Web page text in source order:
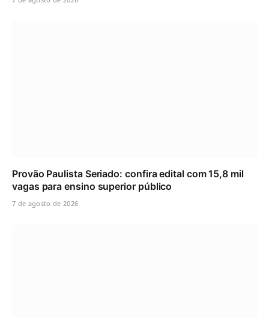
Provão Paulista Seriado: confira edital com 15,8 mil
vagas para ensino superior público
7 de agosto de 2026